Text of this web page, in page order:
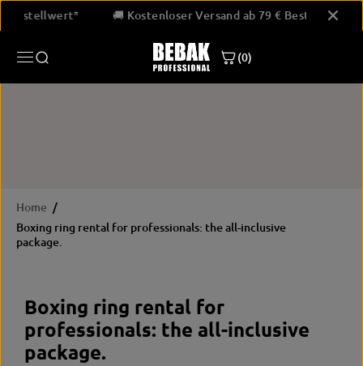
SKIP TO
CONTENT
79 € Bestellwert* 🚚 Kostenloser Versand ab 79 €
(0)
Home
Boxing ring rental for professionals: the all-inclusive
package.
Boxing ring rental for
professionals: the all-inclusive
package.